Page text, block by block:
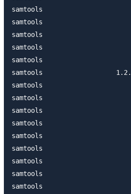
samtools
samtools
samtools
samtools
samtools
samtools
samtools
samtools
samtools
samtools
samtools
samtools
samtools
samtools
samtools